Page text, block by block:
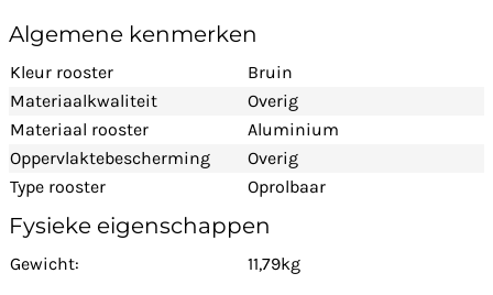
Algemene kenmerken
Kleur rooster
Bruin
Materiaalkwaliteit
Overig
Materiaal rooster
Aluminium
Oppervlaktebescherming
Overig
Type rooster
Oprolbaar
Fysieke eigenschappen
Gewicht: 11,79kg